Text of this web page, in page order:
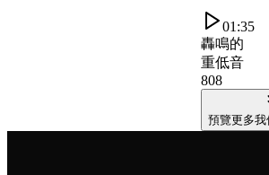
01:35
轟鳴的
重低音
808
預覽更多